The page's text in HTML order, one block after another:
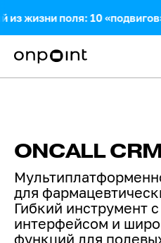
жизни поля: 10 «подвигов»
ONCALL
для
Гибкий инструмент
интерфейсом и
функций для